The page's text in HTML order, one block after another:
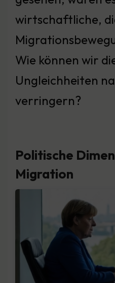
wirtschaftliche,
Wie können wir
Ungleichheiten
verringern?
Politische
Migration